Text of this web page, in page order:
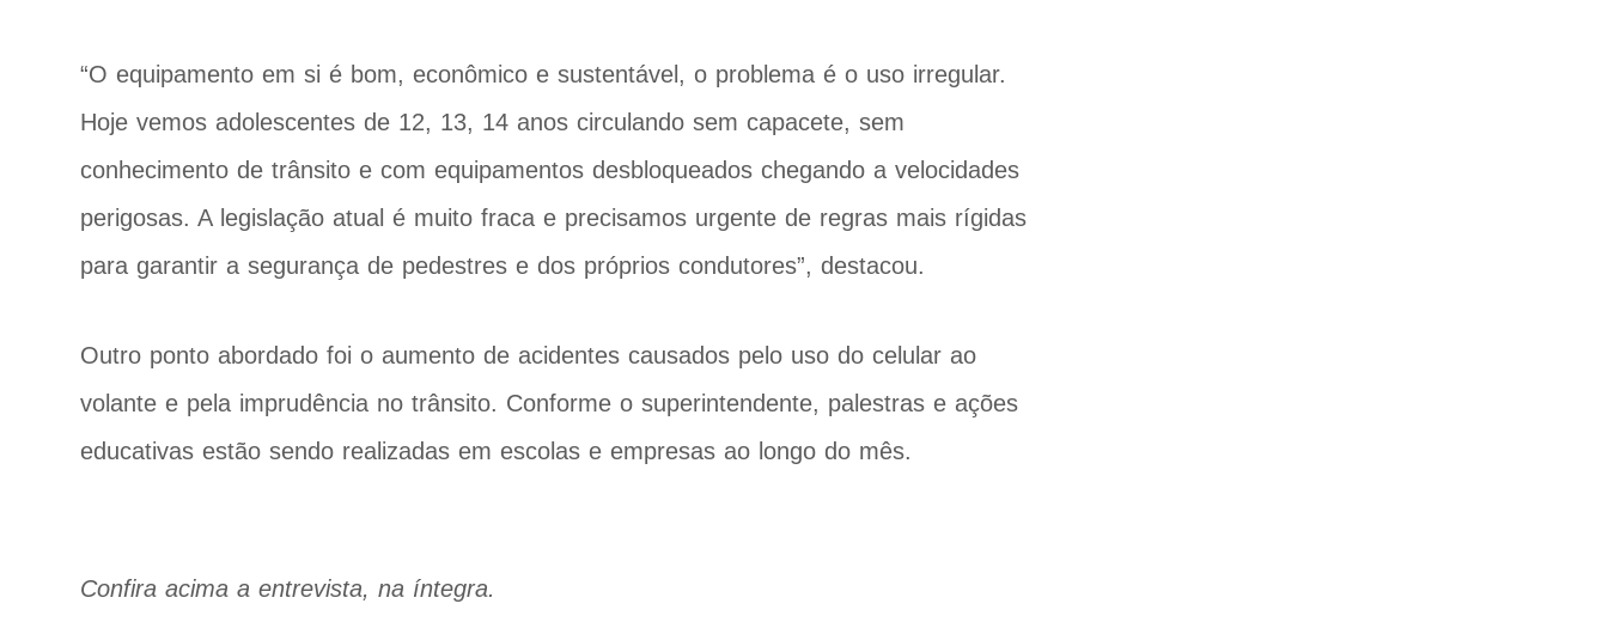
“O equipamento em si é bom, econômico e sustentável, o problema é o uso irregular.
Hoje vemos adolescentes de 12, 13, 14 anos circulando sem capacete, sem
conhecimento de trânsito e com equipamentos desbloqueados chegando a velocidades
perigosas. A legislação atual é muito fraca e precisamos urgente de regras mais rígidas
para garantir a segurança de pedestres e dos próprios condutores”, destacou.
Outro ponto abordado foi o aumento de acidentes causados pelo uso do celular ao
volante e pela imprudência no trânsito. Conforme o superintendente, palestras e ações
educativas estão sendo realizadas em escolas e empresas ao longo do mês.
Confira acima a entrevista, na íntegra.